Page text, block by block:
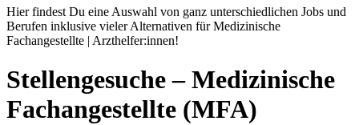
Hier findest Du eine Auswahl von ganz unterschiedlichen Jobs und
Berufen inklusive vieler Alternativen für Medizinische
Fachangestellte | Arzthelfer:innen!
Stellengesuche– Medizinische
Fachangestellte (MFA)